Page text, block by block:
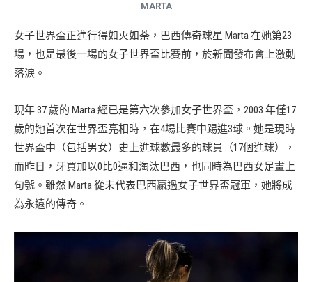
MARTA
女子世界盃正進行得如火如荼，巴西傳奇球星 Marta 在她第23
場，也是最後一場的女子世界盃比賽前，於新聞發布會上激動
落淚。
現年 37 歲的 Marta 經已是第六次參加女子世界盃，2003 年僅17
歲的她首次在世界盃亮相時，在4場比賽中踢進3球。她是現時
世界盃中（包括男女）史上進球數最多的球員（17個進球），
而昨日，牙買加以0比0逼和淘汰巴西，也同時為巴西女足畫上
句號。雖然 Marta 從未代表巴西贏過女子世界盃冠軍，她將成
為永遠的傳奇。